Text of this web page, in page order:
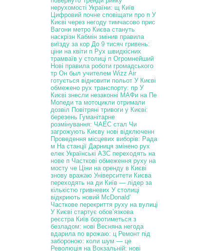
нерухомості України: щ Київ
Цифровий почне сповіщати про п У
Києві через негоду тимчасово прис
Вагони метро Києва стануть
наскрізн Кабмін змінив правила
виїзду за кор До 9 тисяч гривень:
ціни на квіти п Рух швидкісних
трамваїв у столиці п Огромнейший
Нові правила роботи громадського
тр Он был учителем Wizz Air
готується відновити польот У Києві
обмежено рух транспорту: пр У
Києві знесли незаконні МАФи на Пе
Мопеди та мотоцикли отримали
дозвіл Повітряні тривоги у Києві:
березень Гуманітарне
розмінування: ЧАЕС стал Чи
загрожують Києву нові відключенн
Проведення місцевих виборів: Рада
м На станції Дарниця змінено рух
елек Українські АЗС переходять на
нове п Часткові обмеження руху на
мосту че Ціни на оренду в Києві
знову вражаю Університети Києва
переходять на ди Київ — лідер за
кількістю гривневих У столиці
відкриють новий McDonald’
Часткове перекриття руху на вулиці
У Києві стартує обов’язкова
реєстра Київ боротиметься з
безладом: нові Весняна негода
вдарила по врожаю: ц Ремонт під
забороною: коли шум — це
Революція на Вокзальній: нові